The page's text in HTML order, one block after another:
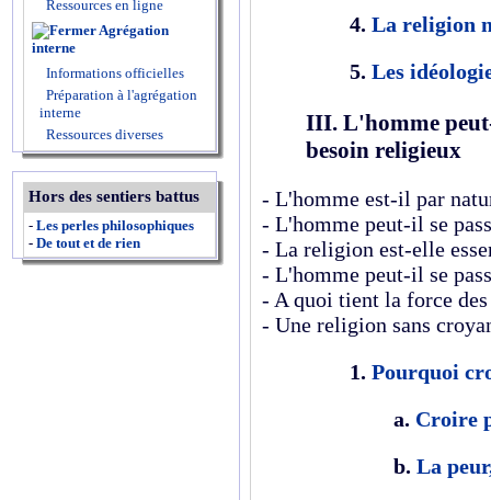
Ressources en ligne
Agrégation
interne
Informations officielles
Préparation à l'agrégation
interne
Ressources diverses
Hors des sentiers battus
- Les perles philosophiques
- De tout et de rien
4. La religion
5. Les
III. L'homme
besoin religieux
- L'homme est-il par
- L'homme peut-il se
- La religion est-elle
- L'homme peut-il se
- A quoi tient la force
- Une religion sans
1. Pourquoi
a. Croire
b. La